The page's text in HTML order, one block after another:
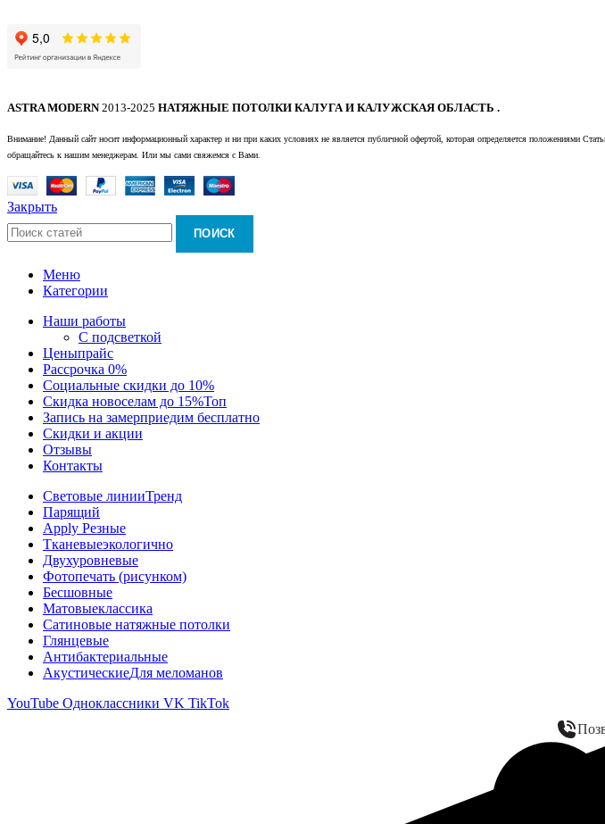
ASTRA MODERN2013-2025 НАТЯЖНЫЕ ПОТОЛКИ КАЛУГА И КАЛУЖСКАЯ ОБЛАСТЬ .
Внимание! Данный сайт носит информационный характер и ни при каких условиях не является публичной офертой, которая определяется положениями
обращайтесь к нашим менеджерам. Или мы сами свяжемся с Вами.
Закрыть
ПОИСК
Меню
Категории
Наши работы
С подсветкой
Ценыпрайс
Рассрочка 0%
Социальные скидки до 10%
Скидка новоселам до 15%Топ
Запись на замерприедим бесплатно
Скидки и акции
Отзывы
Контакты
Световые линииТренд
Парящий
Apply Резные
Тканевыеэкологично
Двухуровневые
Фотопечать (рисунком)
Бесшовные
Матовыеклассика
Сатиновые натяжные потолки
Глянцевые
Антибактериальные
АкустическиеДля меломанов
YouTube Одноклассники VK TikTok